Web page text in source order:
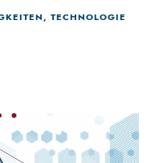
, TECHNOLOGIE